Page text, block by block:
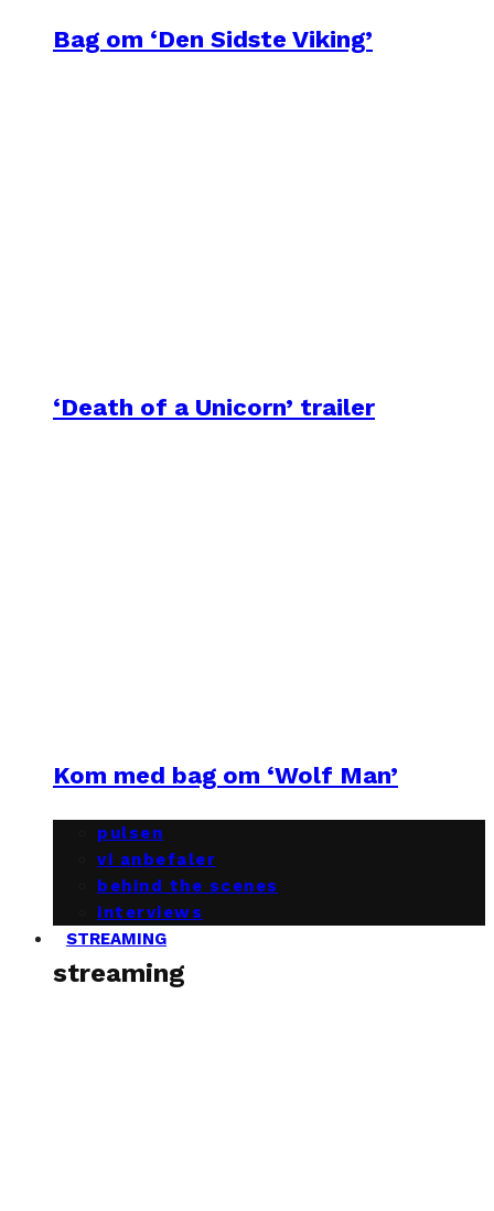
Bag om ‘Den Sidste Viking’
‘Death of a Unicorn’ trailer
Kom med bag om ‘Wolf Man’
pulsen
vi anbefaler
behind the scenes
interviews
STREAMING
streaming